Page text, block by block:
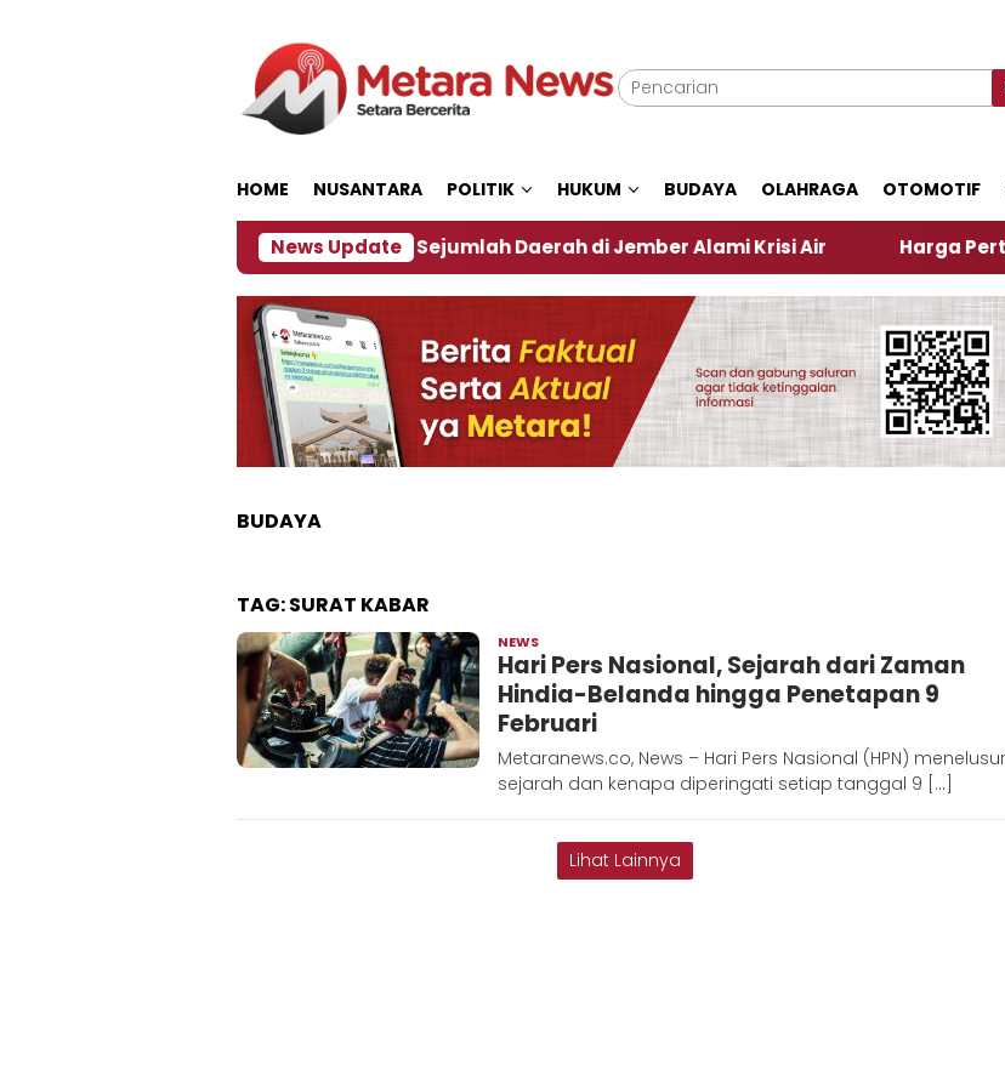
HOME NUSANTARA POLITIK HUKUM BUDAYA OLAHRAGA OTOMOTIF
News Update
Dampak El Nino, Sejumlah Daerah di Jember Alami Krisi Air Harga Pertamax
BUDAYA
TAG:SURAT KABAR
NEWS
Metara
Hari Pers Nasional, Sejarah dari Zaman
Hindia-Belanda hingga Penetapan 9
Februari
Metaranews.co, News – Hari Pers Nasional (HPN)
sejarah dan kenapa diperingati setiap tanggal 9 […]
Lihat Lainnya